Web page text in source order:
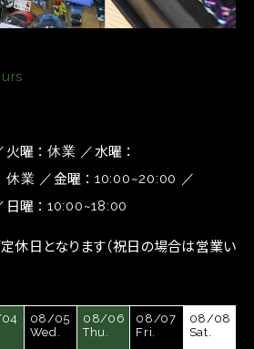
火曜 休業 水曜
休業 金曜 10:00~20:00
日曜 10:00~18:00
休日となります（祝日の場合は営業い
08/05
Wed.
08/06
Thu.
08/07
Fri.
08/08
Sat.